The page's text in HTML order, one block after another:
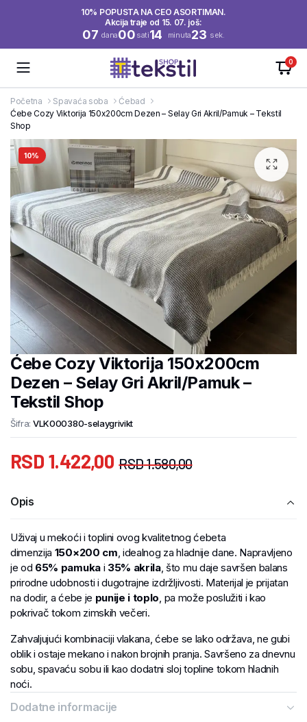
10% POPUSTA NA CEO ASORTIMAN.
Akcija traje od 15. 07. još:
07 dana00 sati14 minuta22 sek.
0
Početna Spavaća soba
Ćebad
Ćebe Cozy Viktorija 150x200cm Dezen – Selay Gri Akril/Pamuk – Tekstil
Shop
10%
Ćebe Cozy Viktorija 150x200cm
Dezen – Selay Gri Akril/Pamuk –
Tekstil Shop
Šifra: VLK000380-selaygrivikt
RSD1.580,00
RSD 1.422,00
Opis
Uživaj u mekoći i toplini ovog kvalitetnog ćebeta
dimenzija 150×200 cm , idealnog za hladnije dane. Napravljeno
je od 65% pamukai 35% akrila, što mu daje savršen balans
prirodne udobnosti i dugotrajne izdržljivosti. Materijal je prijatan
na dodir, a ćebe je punije i toplo , pa može poslužiti i kao
pokrivač tokom zimskih večeri.
Zahvaljujući kombinaciji vlakana, ćebe se lako održava, ne gubi
oblik i ostaje mekano i nakon brojnih pranja. Savršeno za dnevnu
sobu, spavaću sobu ili kao dodatni sloj topline tokom hladnih
noći.
Dodatne informacije